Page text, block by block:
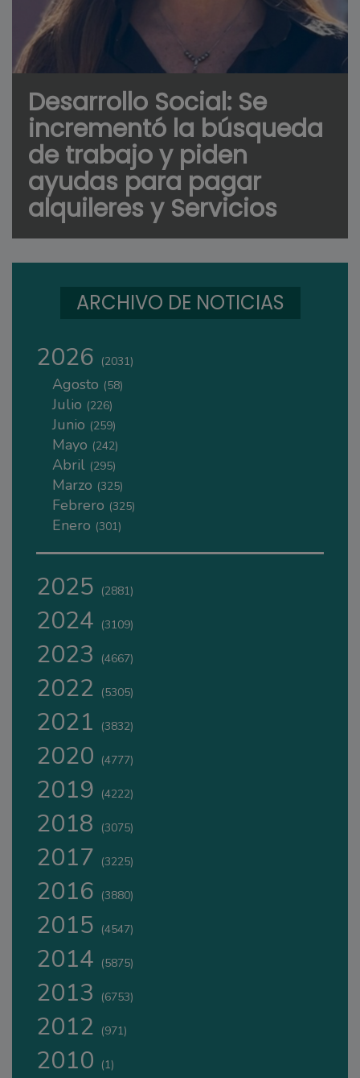
Desarrollo Social: Se
incrementó la búsqueda
de trabajo y piden
ayudas para pagar
alquileres y Servicios
ARCHIVO DE NOTICIAS
2026 (2031)
Agosto (58)
Julio (226)
Junio (259)
Mayo (242)
Abril (295)
Marzo (325)
Febrero (325)
Enero (301)
2025 (2881)
2024 (3109)
2023 (4667)
2022 (5305)
2021 (3832)
2020 (4777)
2019 (4222)
2018 (3075)
2017 (3225)
2016 (3880)
2015 (4547)
2014 (5875)
2013 (6753)
2012 (971)
2010 (1)